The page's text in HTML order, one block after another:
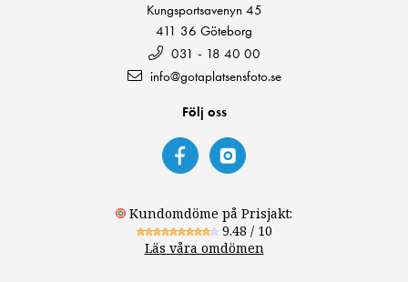
Kungsportsavenyn 45
411 36 Göteborg
031 - 18 40 00
info@gotaplatsensfoto.se
Följ oss